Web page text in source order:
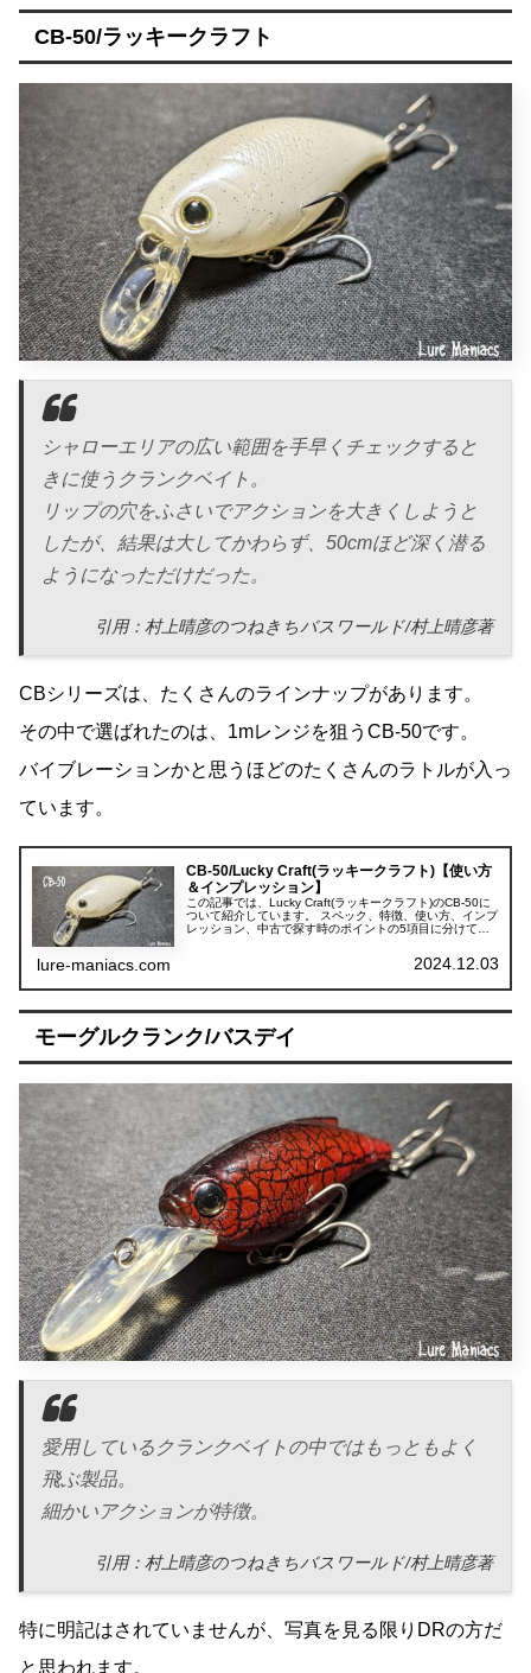
CB-50/ラッキークラフト
シャローエリアの広い範囲を手早くチェックすると
きに使うクランクベイト。
リップの穴をふさいでアクションを大きくしようと
したが、結果は大してかわらず、50cmほど深く潜る
ようになっただけだった。
引用：村上晴彦のつねきちバスワールド/村上晴彦著
CBシリーズは、たくさんのラインナップがあります。
その中で選ばれたのは、1mレンジを狙うCB-50です。
バイブレーションかと思うほどのたくさんのラトルが入っ
ています。
CB-50/Lucky Craft(ラッキークラフト)【使い方
＆インプレッション】
この記事では、Lucky Craft(ラッキークラフト)のCB-50に
ついて紹介しています。 スペック、特徴、使い方、インプ
レッション、中古で探す時のポイントの5項目に分けて紹
lure-maniacs.com 2024.12.03
モーグルクランク/バスデイ
愛用しているクランクベイトの中ではもっともよく
飛ぶ製品。
細かいアクションが特徴。
引用：村上晴彦のつねきちバスワールド/村上晴彦著
特に明記はされていませんが、写真を見る限りDRの方だ
と思われます。